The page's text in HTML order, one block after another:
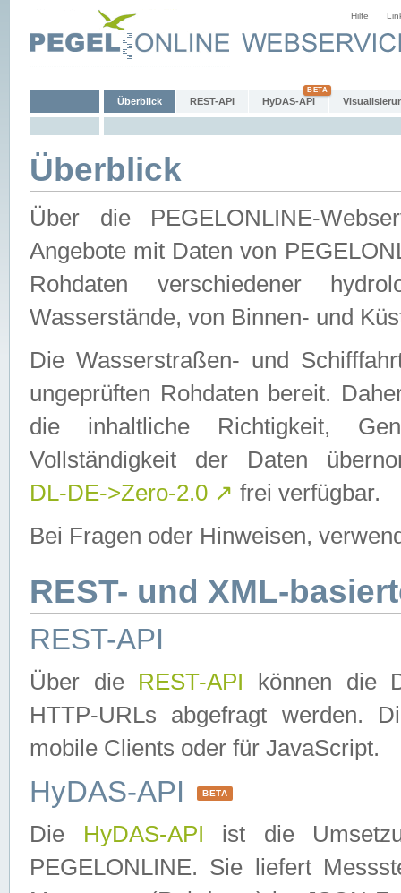
Hilfe
Überblick REST-API HyDAS-API
Überblick
Über die PEGELONLINE-
Angebote mit Daten von
Rohdaten verschiedener
Wasserstände, von Binnen- und
Die Wasserstraßen- und
ungeprüften Rohdaten bereit.
die inhaltliche Richtigkeit,
Vollständigkeit der Daten
DL-DE->Zero-2.0 ↗ frei verfügbar.
Bei Fragen oder Hinweisen,
REST- und XML-
REST-API
Über die REST-API können die
HTTP-URLs abgefragt werden.
mobile Clients oder für JavaScript.
HyDAS-API BETA
Die HyDAS-API ist die
PEGELONLINE. Sie liefert